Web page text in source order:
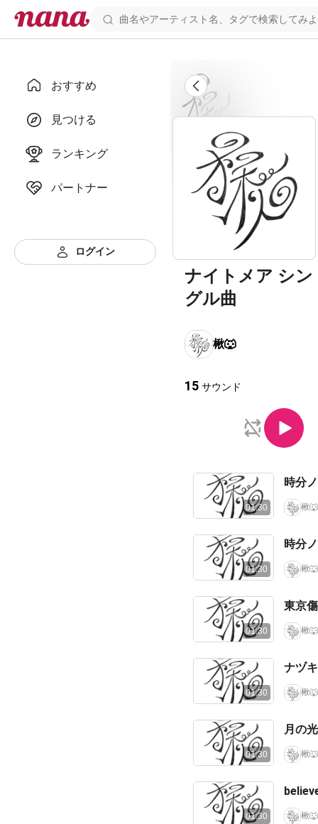
おすすめ
見つける
ランキング
パートナー
ログイン
ナイトメア シン
グル曲
楸🐺
15 サウンド
01:30
時分
楸🐺
01:30
時分
楸🐺
01:30
東京
楸🐺
01:30
ナヅ
楸🐺
01:30
月の
楸🐺
01:30 楸🐺